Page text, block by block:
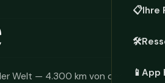
📋Ihre
🛠️
📱 App
Welt — 4.300 km von der